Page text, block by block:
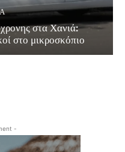
στα Χανιά:
στο μικροσκόπιο
-